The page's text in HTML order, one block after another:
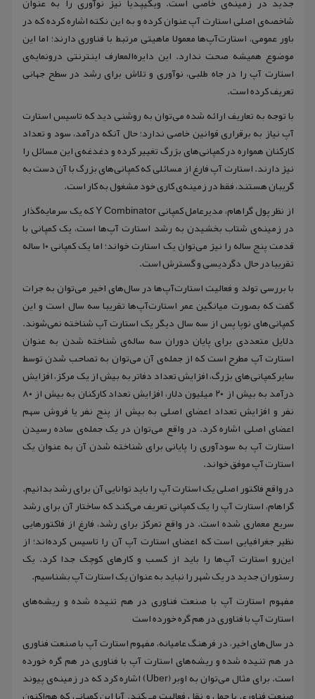
شاخصه‌ی اصلی استارت آپ عنوان کرده و به این نکته اشاره کرده که در
باور عمومی، استارت‌آپ‌ها معمولا ماهیتی مرتبط با فناوری دارند؛ اما این
موضوع همیشه صحت ندارد. این دایره‌المعارف اینترنتی درونمایه‌ی
استارت آپ را در جاه طلبی، نوآوری و تلاش برای رشد در سطح جهانی
تعریف کرده است.
با توجه به تعاریف ارائه شده می‌توان به روشنی دید که تاسیس استارت
آپ نیاز به برقراری قوانین خاصی ندارد؛ حال آنکه درآمد، سود و تعداد
کارکنان همواره در کمپانی‌های بزرگ تغییر کرده و دغدغه‌ی این مسائل را
نیز دارند. استارت آپ فارغ از مسائلی که کمپانی‌های بزرگ با آن دست به
گریبان هستند، فقط در زمینه‌ی کاری خود مشغول به کار است.
از نظر پول گراهام، مدیرعامل کمپانی Y Combinator که یک سرمایه‌گذار
در زمینه‌ی شتاب بخشیدن به رشد استارت آپ‌ها است، یک کمپانی با
قدمت پنج ساله را نیز می‌توان یک استارت خواند؛ اما یک کمپانی ۱۰ ساله
تقریبا در حال دگردیسی و گسترش است.
با بررسی تولد و فعالیت استارت‌آپ‌ها در سال‌های اخیر می‌توان به جرات
گفت که بصورت میانگین عمر استارت‌آپ‌ها تقریبا سه سال است و این
کمپانی‌های نوپا پس از سه سال دیگر یک استارت آپ شناخته نمی‌شوند.
دلایل متعددی برای پایان دوران سه ساله‌ی شناخته شدن به عنوان
استارت آپ مطرح است که از جمله‌ی آن می‌توان به تصاحب شدن توسط
سایر کمپانی‌های بزرگ، افزایش تعداد دفاتر به بیش از یک مرکز، افزایش
درآمد به بیش از ۲۰ میلیون دلار، افزایش تعداد کارکنان به بیش از ۸۰
نفر و افزایش تعداد اعضای اصلی به بیش از پنج نفر یا فروش سهم
اعضای اصلی اشاره کرد. در واقع می‌توان در یک جمله‌ی ساده رسیدن
استارت آپ به سودآوری را پایانی برای شناخته شدن آن به عنوان یک
استارت آپ موفق خواند.
در واقع فاکتور اصلی یک استارت آپ را باید توانایی آن برای رشد بدانیم.
گراهام، استارت آپ را یک کمپانی تعریف می‌کند که ساختار آن برای رشد
سریع معماری شده است. در واقع تمرکز برای رشد، فارغ از فاکتورهایی
نظیر جغرافیایی است که اعضای استارت آپ آن را تاسیس کرده‌اند؛ از
این‌رو استارت آپ‌ها را باید از کسب و کارهای کوچک جدا کرد. یک
رستوران جدید در یک شهر را نباید به عنوان یک استارت آپ بشناسیم.
مفهوم استارت آپ با صنعت فناوری در هم تنیده شده و ریشه‌های
استارت آپ با فناوری در هم گره خورده است
در سال‌های اخیر، در فرهنگ عامیانه، مفهوم استارت آپ با صنعت فناوری
در هم تنیده شده و ریشه‌های استارت آپ با فناوری در هم گره خورده
است. برای مثال می‌توان به اوبر (Uber) اشاره کرد که در زمینه‌ی پیوند